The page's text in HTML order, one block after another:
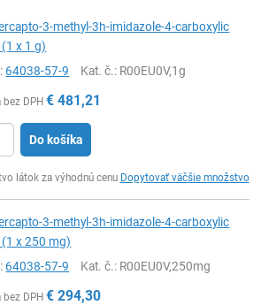
3-methyl-3h-imidazole-4-carboxylic
x 1 g)
64038-57-9 Kat. č.: R00EU0V,1g
bez DPH € 481,21
Do košíka
látok za výhodnú cenu Dopytovať väčšie množstvo
3-methyl-3h-imidazole-4-carboxylic
(1 x 250 mg)
64038-57-9 Kat. č.: R00EU0V,250mg
bez DPH € 294,30